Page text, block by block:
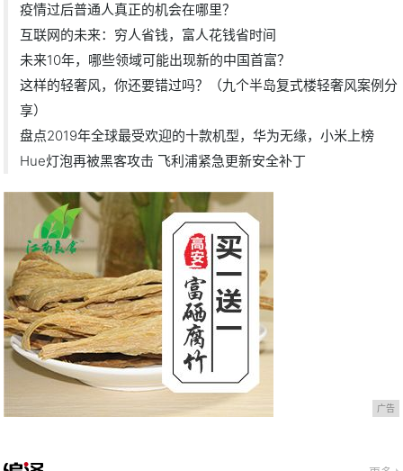
疫情过后普通人真正的机会在哪里？
互联网的未来：穷人省钱，富人花钱省时间
未来10年，哪些领域可能出现新的中国首富？
这样的轻奢风，你还要错过吗？（九个半岛复式楼轻奢风案例分
享）
盘点2019年全球最受欢迎的十款机型，华为无缘，小米上榜
Hue灯泡再被黑客攻击 飞利浦紧急更新安全补丁
广告